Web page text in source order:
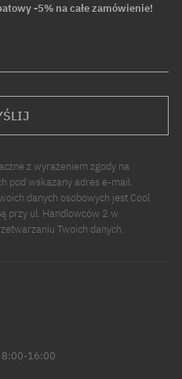
-5% na całe zamówienie!
z wyrażeniem zgody na
pod wskazany adres e-mail.
danych osobowych jest Cool
przy ul. Handlowców 2 w
Twoich danych.
8:00-16:00